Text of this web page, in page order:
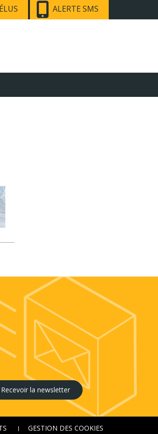
ALERTE SMS
la newsletter
GESTION DES COOKIES